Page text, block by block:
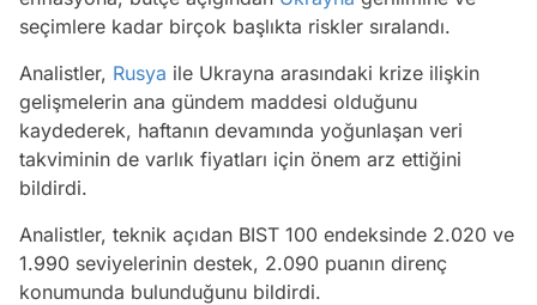
seçimlere kadar birçok başlıkta riskler sıralandı.
Analistler, Rusya ile Ukrayna arasındaki krize ilişkin
gelişmelerin ana gündem maddesi olduğunu
kaydederek, haftanın devamında yoğunlaşan veri
takviminin de varlık fiyatları için önem arz ettiğini
bildirdi.
Analistler, teknik açıdan BIST 100 endeksinde 2.020 ve
1.990 seviyelerinin destek, 2.090 puanın direnç
konumunda bulunduğunu bildirdi.